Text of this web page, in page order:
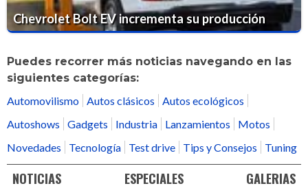
Chevrolet Bolt EV incrementa su producción
Puedes recorrer más noticias navegando en las
siguientes categorías:
Automovilismo Autos clásicos
Autos ecológicos
Autoshows
Gadgets Industria Lanzamientos
Motos
Novedades
Tecnología Test drive Tips y Consejos Tuning
NOTICIAS ESPECIALES GALERIAS